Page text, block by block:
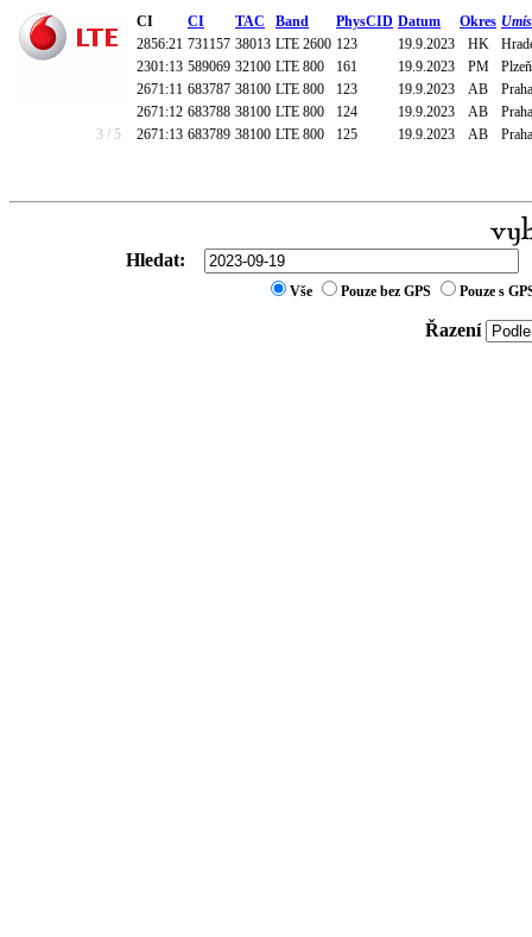
CI CI TAC Band PhysCID Datum Okres
2856:21 731157 38013 LTE 2600 123 19.9.2023 HK
2301:13 589069 32100 LTE 800 161 19.9.2023 PM
2671:11 683787 38100 LTE 800 123 19.9.2023 AB
2671:12 683788 38100 LTE 800 124 19.9.2023 AB
3 / 5
2671:13 683789 38100 LTE 800 125 19.9.2023 AB
Hledat:
Vše Pouze bez GPS Pouze s
Řazení